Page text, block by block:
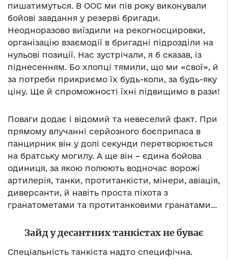
пишатимуться. В ООС ми пів року виконували
бойові завдання у резерві бригади.
Неодноразово виїздили на рекогносцировки,
організацію взаємодії в бригадні підрозділи на
нульові позиції. Нас зустрічали, я б сказав, із
піднесенням. Бо хлопці тямили, що ми «свої», й
за потреби прикриємо їх будь-коли, за будь-яку
ціну. Ще й спроможності їхні підвищимо в рази!
Поваги додає і відомий та невеселий факт. При
прямому влучанні серйозного боєприпаса в
панцирник він у долі секунди перетворюється
на братську могилу. А ще він – єдина бойова
одиниця, за якою полюють водночас ворожі
артилерія, танки, протитанкісти, мінери, авіація,
диверсанти, й навіть проста піхота з
гранатометами та протитанковими гранатами…
Зайд у десантних танкістах не буває
Спеціальність танкіста надто специфічна.